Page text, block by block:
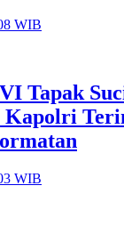
WIB
Tapak
Kapolri
WIB